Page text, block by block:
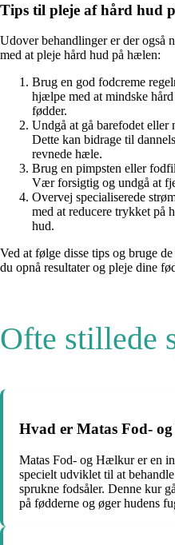
Tips til pleje af hård hud
Udover behandlinger er der også
med at pleje hård hud på hælen:
Brug en god fodcreme
hjælpe med at mindske
fødder.
Undgå at gå barefodet eller
Dette kan bidrage til
revnede hæle.
Brug en pimpsten eller
Vær forsigtig og undgå at
Overvej specialiserede
med at reducere trykket på
hud.
Ved at følge disse tips og bruge
du opnå resultater og pleje dine
Ofte stillede
Hvad er Matas Fod-
Matas Fod- og Hælkur er en
specielt udviklet til at
sprukne fodsåler. Denne kur
på fødderne og øger hudens